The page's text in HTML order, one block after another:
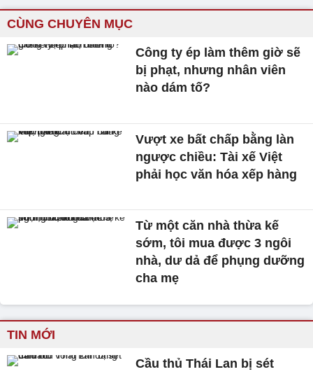
CÙNG CHUYÊN MỤC
Công ty ép làm thêm giờ sẽ
bị phạt, nhưng nhân viên
nào dám tố?
Vượt xe bất chấp bằng làn
ngược chiều: Tài xế Việt
phải học văn hóa xếp hàng
Từ một căn nhà thừa kế
sớm, tôi mua được 3 ngôi
nhà, dư dả để phụng dưỡng
cha mẹ
TIN MỚI
Cầu thủ Thái Lan bị sét